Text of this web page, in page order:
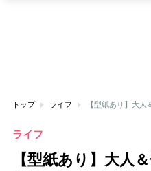
トップ ライフ
ライフ
【型紙あり】大人